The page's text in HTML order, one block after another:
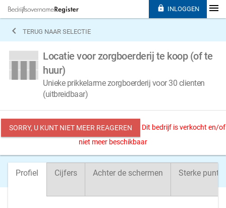
 TERUG NAAR SELECTIE
Locatie voor zorgboerderij te koop (of te
huur)
Unieke prikkelarme zorgboerderij voor 30 clienten
(uitbreidbaar)
SORRY, U KUNT NIET MEER REAGEREN
Dit bedrijf is verkocht en/of
niet meer beschikbaar
Profiel Cijfers Achter de schermen Sterke
 INLOGGEN